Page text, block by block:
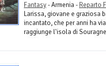
Fantasy- Armenia - Reparto
Larissa, giovane e graziosa
incantato, che per anni ha
raggiunge l'isola di